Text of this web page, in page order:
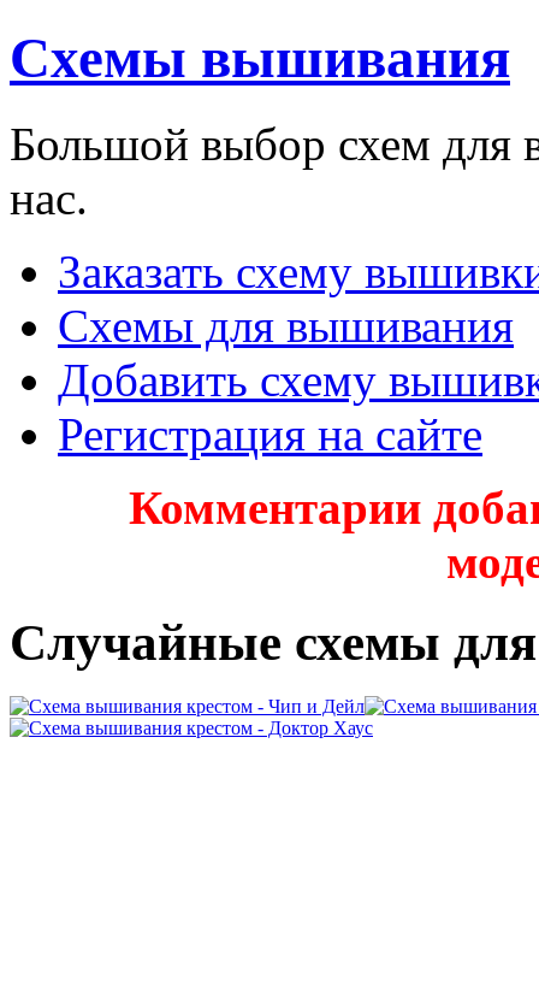
Схемы вышивания
Большой выбор схем для
нас.
Заказать схему
Схемы для вышивания
Добавить схему
Регистрация на сайте
Комментарии
Случайные схемы